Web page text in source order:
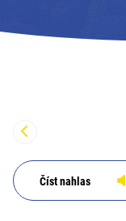
Číst nahlas